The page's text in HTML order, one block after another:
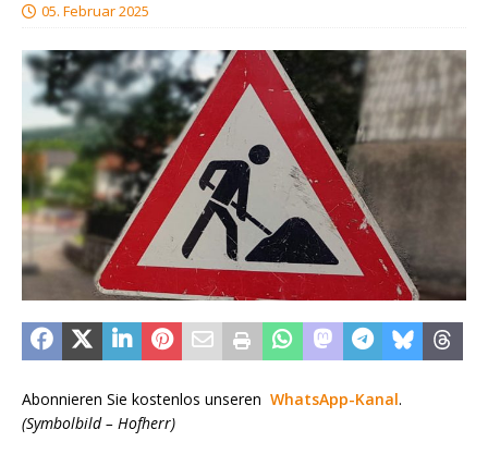
05. Februar 2025
Abonnieren Sie kostenlos unseren WhatsApp-Kanal.
(Symbolbild – Hofherr)